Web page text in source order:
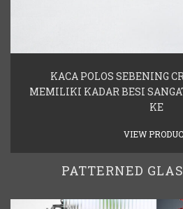
KACA POLOS SEBENING
MEMILIKI KADAR BESI
KE
VIEW
PATTERNED